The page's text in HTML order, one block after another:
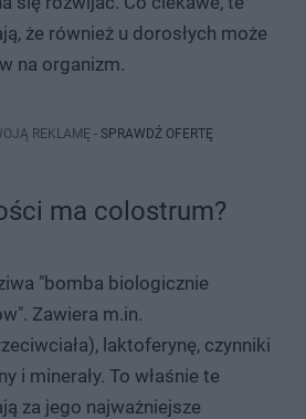
że również u dorosłych może
na organizm.
REKLAMĘ - SPRAWDŹ OFERTĘ
ma colostrum?
"bomba biologicznie
Zawiera m.in.
laktoferynę, czynniki
i minerały. To właśnie te
za jego najważniejsze